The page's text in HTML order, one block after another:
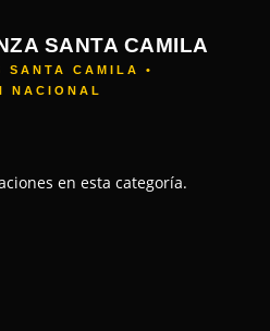
SANTA CAMILA
SANTA CAMILA •
NACIONAL
en esta categoría.